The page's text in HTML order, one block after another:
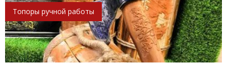
Топоры ручной работы